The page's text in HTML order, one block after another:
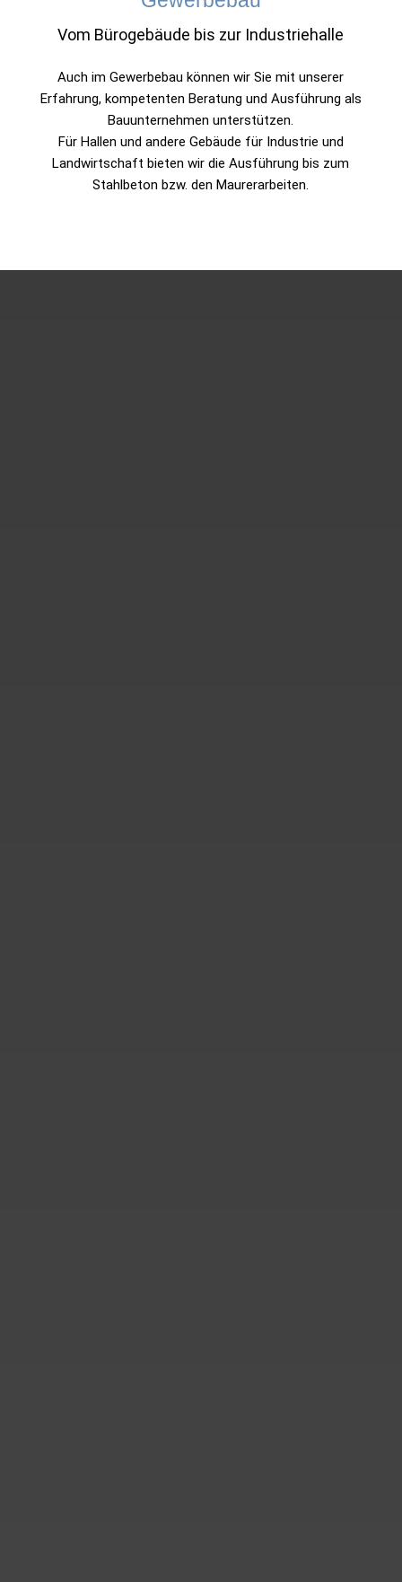
Vom Bürogebäude bis zur Industriehalle
Auch im Gewerbebau können wir Sie mit unserer
Erfahrung, kompetenten Beratung und Ausführung als
Bauunternehmen unterstützen.
Für Hallen und andere Gebäude für Industrie und
Landwirtschaft bieten wir die Ausführung bis zum
Stahlbeton bzw. den Maurerarbeiten.